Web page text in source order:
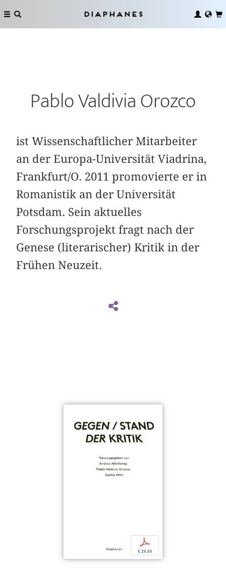
Diaphanes
Pablo Valdivia Orozco
ist Wissenschaftlicher Mitarbeiter
an der Europa-Universität Viadrina,
Frankfurt/O. 2011 promovierte er in
Romanistik an der Universität
Potsdam. Sein aktuelles
Forschungsprojekt fragt nach der
Genese (literarischer) Kritik in der
Frühen Neuzeit.
p
€ 29,95